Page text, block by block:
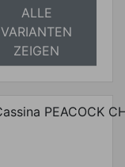
ALLE
VARIANTEN
ZEIGEN